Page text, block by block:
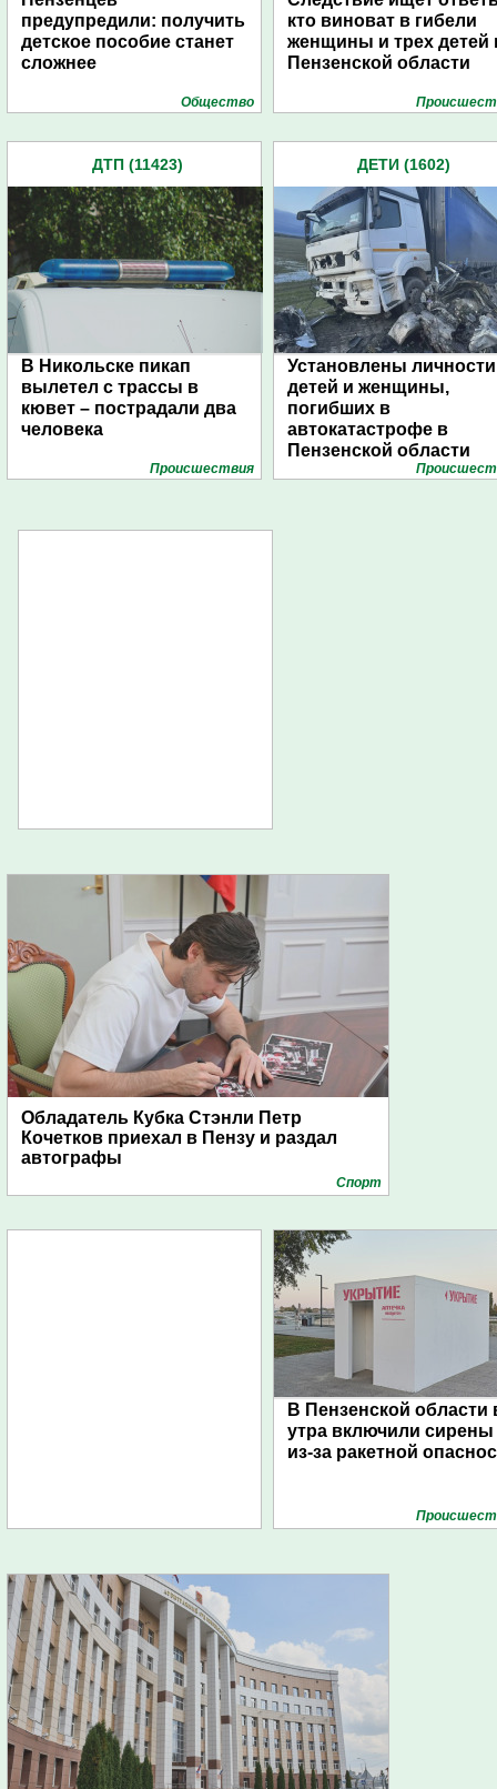
предупредили: получить
детское пособие станет
сложнее
Общество
кто виноват в гибели
женщины и трех детей
Пензенской области
ДТП (11423)
В Никольске пикап
вылетел с трассы в
кювет – пострадали два
человека
Проиcшествия
ДЕТИ (1602)
Установлены личности
детей и женщины,
погибших в
автокатастрофе в
Пензенской области
Обладатель Кубка Стэнли Петр
Кочетков приехал в Пензу и раздал
автографы
Спорт
В Пензенской области
утра включили сирены
из-за ракетной